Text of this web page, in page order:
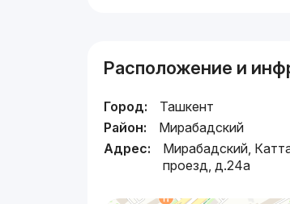
Расположение и
Город:
Ташкент
Район:
Мирабадский
Адрес:
Мирабадский,
проезд, д.24a